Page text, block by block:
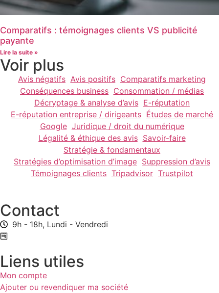
Comparatifs : témoignages clients VS publicité
payante
Lire la suite »
Voir plus
Avis négatifs Avis positifs Comparatifs marketing
Conséquences business Consommation / médias
Décryptage & analyse d’avis E-réputation
E-réputation entreprise / dirigeants Études de marché
Google Juridique / droit du numérique
Légalité & éthique des avis Savoir-faire
Stratégie & fondamentaux
Stratégies d’optimisation d’image Suppression d’avis
Témoignages clients Tripadvisor Trustpilot
Contact
9h - 18h, Lundi - Vendredi
Liens utiles
Mon compte
Ajouter ou revendiquer ma société